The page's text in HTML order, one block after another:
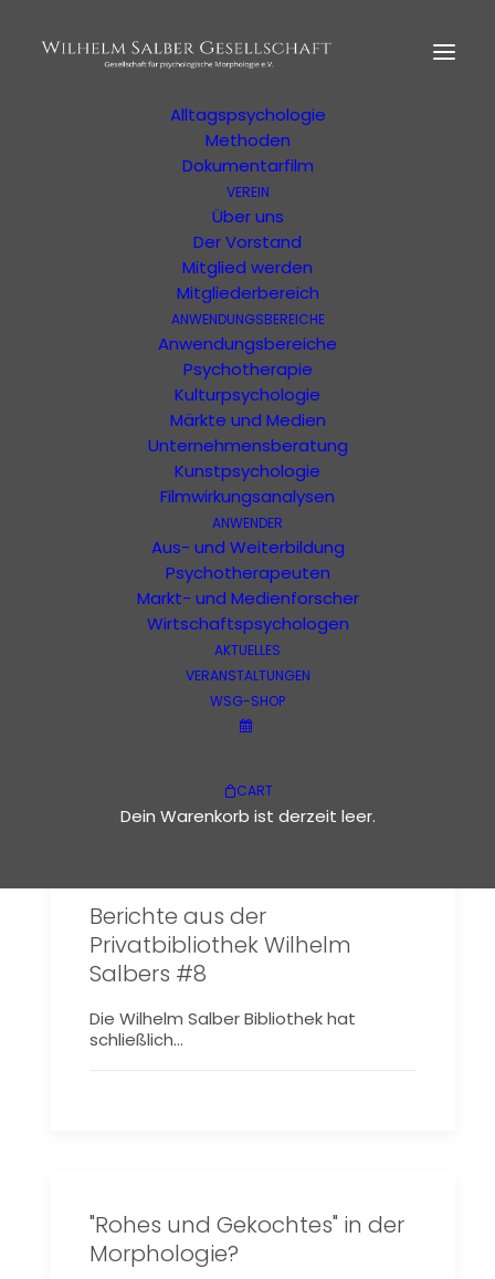
MORPHOLOGIE
Der Begründer
Alltagspsychologie
Methoden
Dokumentarfilm
VEREIN
Über uns
Der Vorstand
Mitglied werden
Mitgliederbereich
ANWENDUNGSBEREICHE
Anwendungsbereiche
Psychotherapie
Kulturpsychologie
Märkte und Medien
Unternehmensberatung
Kunstpsychologie
Filmwirkungsanalysen
ANWENDER
Aus- und Weiterbildung
Psychotherapeuten
Markt- und Medienforscher
Wirtschaftspsychologen
AKTUELLES
VERANSTALTUNGEN
WSG-SHOP
CART
Dein Warenkorb ist derzeit leer.
Ihre Suchergebnisse
Ergebnisse Ihrer Suche oder Ihres Filters
Wilhelm Salber
Berichte aus der
Privatbibliothek Wilhelm
Salbers #8
Die Wilhelm Salber Bibliothek hat
schließlich…
"Rohes und Gekochtes" in der
Morphologie?